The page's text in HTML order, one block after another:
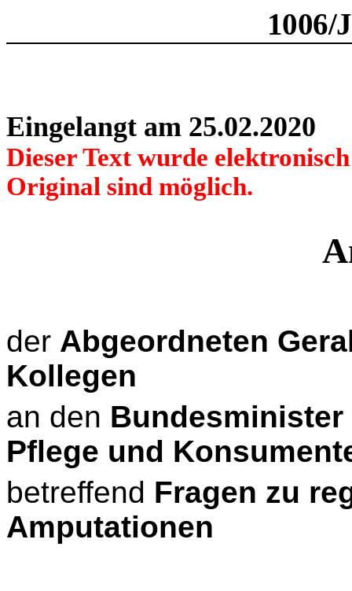
1006/
Eingelangt am 25.02.2020
Dieser Text wurde
Original sind möglich.
der Abgeordneten
Kollegen
an den
Pflege und
betreffend Fragen zu
Amputationen